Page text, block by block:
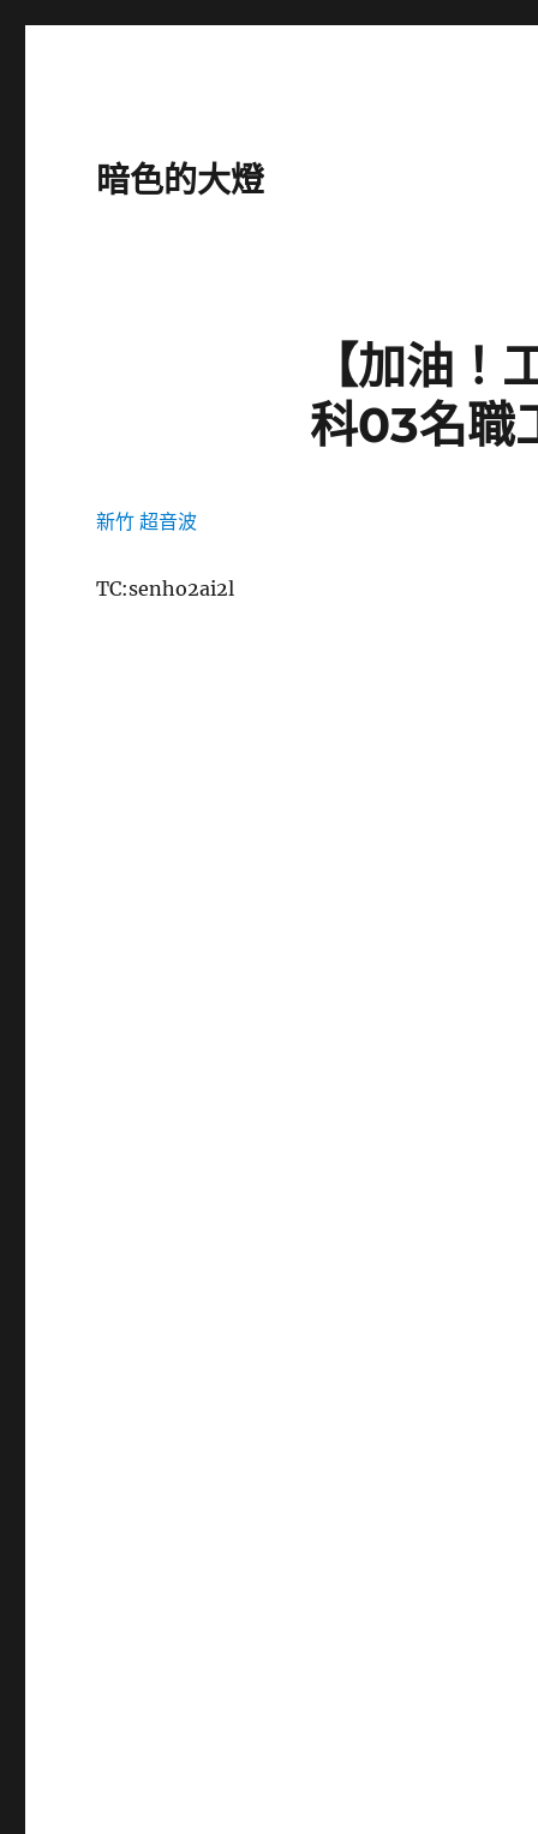
暗色的大燈
【加油
科03名職
新竹 超音波
TC:senho2ai2l